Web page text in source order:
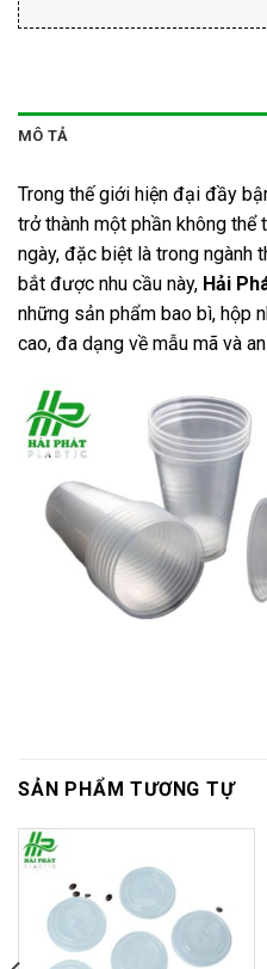
MÔ TẢ
Trong thế giới hiện đại đầy
trở thành một phần không thể
ngày, đặc biệt là trong ngành
bắt được nhu cầu này, Hải
những sản phẩm bao bì, hộp
cao, đa dạng về mẫu mã và
SẢN PHẨM TƯƠNG TỰ